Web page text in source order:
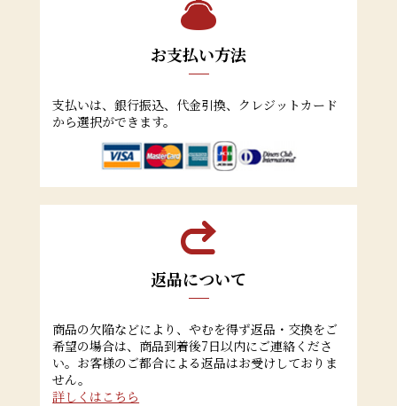
お支払い方法
支払いは、銀行振込、代金引換、クレジットカード
から選択ができます。
返品について
商品の欠陥などにより、やむを得ず返品・交換をご
希望の場合は、商品到着後7日以内にご連絡くださ
い。お客様のご都合による返品はお受けしておりま
せん。
詳しくはこちら